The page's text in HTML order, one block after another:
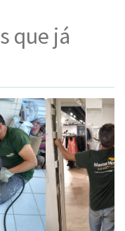
que já